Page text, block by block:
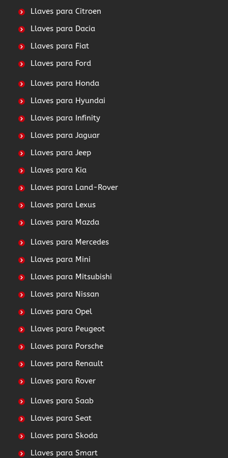
Llaves para Citroen
Llaves para Dacia
Llaves para Fiat
Llaves para Ford
Llaves para Honda
Llaves para Hyundai
Llaves para Infinity
Llaves para Jaguar
Llaves para Jeep
Llaves para Kia
Llaves para Land-Rover
Llaves para Lexus
Llaves para Mazda
Llaves para Mercedes
Llaves para Mini
Llaves para Mitsubishi
Llaves para Nissan
Llaves para Opel
Llaves para Peugeot
Llaves para Porsche
Llaves para Renault
Llaves para Rover
Llaves para Saab
Llaves para Seat
Llaves para Skoda
Llaves para Smart